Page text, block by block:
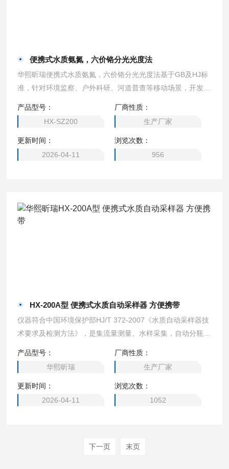
便携式水质氨氮，六价铬分光光度法
华熙昕瑞便携式水质氨氮，六价铬分光光度法基于GB及HJ标
准，针对环境监察、户外科研、河道普查等移动场景，开发的
处理，开机即测，数据直读。
产品型号：
HX-SZ200
厂商性质：
生产厂家
更新时间：
2026-04-11
浏览次数：
956
HX-200A型 便携式水质自动采样器 方便携带
仪器符合中国环境保护部HJ/T 372-2007《水质自动采样器技
术要求及检测方法》，是集流量测量、水样采集，自动分瓶、
动、操作简捷、环保节能等特点。HX-200A型 便携式水质自
动采样器 方便携带
产品型号：
华熙昕瑞
厂商性质：
生产厂家
更新时间：
2026-04-11
浏览次数：
1052
下一页 末页